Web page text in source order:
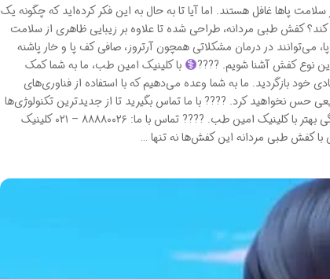
پاها غافل هستند. اما آیا تا به حال به این فکر کرده‌اید که چگونه یک
کفش طبی مردانه، طراحی شده‌ تا علاوه بر زیبایی ظاهری از سلامت
می‌توانند در درمان مشکلاتی همچون آرتروز، صافی کف پا و خار پاشنه
این نوع کفش آشنا شویم. ????‍
با کلینیک امین طب، ما به شما کمک
خود بازگردید. ما به شما وعده می‌دهیم که با استفاده از فناوری‌های
حس نخواهید کرد. ???? با ما تماس بگیرید تا از جدیدترین تکنولوژی‌ها
در زمینه دست‌های مصنوعی بهره‌مند شوید. امروز به امید یک زندگی بهتر با کلینیک امین طب. ???? تماس با ما: ۸۸۸۸۰۰۲۶ – ۰۲۱ کلینیک
با کفش طبی مردانه این کفش‌ها نه تنها …